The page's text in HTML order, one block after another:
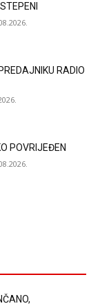
RADIO
POVRIJEĐEN